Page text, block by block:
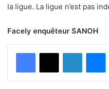
la ligue. La ligue n’est pas
Facely enquêteur SANOH
Facebook
X Linkedin